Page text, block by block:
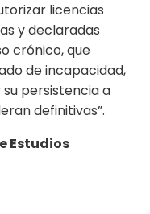
licencias
y declaradas
crónico, que
de incapacidad,
persistencia a
definitivas”.
Estudios